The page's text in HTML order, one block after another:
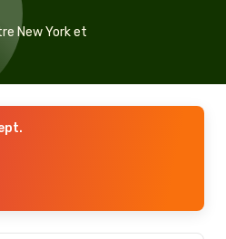
New York et